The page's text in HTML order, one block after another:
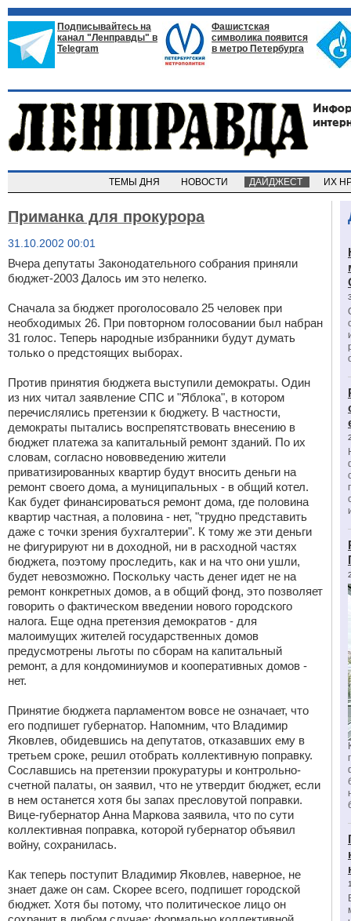
Подписывайтесь на
канал "Ленправды" в
Telegram
Фашистская
символика появится
в метро Петербурга
ТЕМЫ ДНЯ НОВОСТИ ДАЙДЖЕСТ ИХ
Приманка для прокурора
31.10.2002 00:01
Вчера депутаты Законодательного собрания приняли
бюджет-2003 Далось им это нелегко.
Сначала за бюджет проголосовало 25 человек при
необходимых 26. При повторном голосовании был набран
31 голос. Теперь народные избранники будут думать
только о предстоящих выборах.
Против принятия бюджета выступили демократы. Один
из них читал заявление СПС и "Яблока", в котором
перечислялись претензии к бюджету. В частности,
демократы пытались воспрепятствовать внесению в
бюджет платежа за капитальный ремонт зданий. По их
словам, согласно нововведению жители
приватизированных квартир будут вносить деньги на
ремонт своего дома, а муниципальных - в общий котел.
Как будет финансироваться ремонт дома, где половина
квартир частная, а половина - нет, "трудно представить
даже с точки зрения бухгалтерии". К тому же эти деньги
не фигурируют ни в доходной, ни в расходной частях
бюджета, поэтому проследить, как и на что они ушли,
будет невозможно. Поскольку часть денег идет не на
ремонт конкретных домов, а в общий фонд, это позволяет
говорить о фактическом введении нового городского
налога. Еще одна претензия демократов - для
малоимущих жителей государственных домов
предусмотрены льготы по сборам на капитальный
ремонт, а для кондоминиумов и кооперативных домов -
нет.
Принятие бюджета парламентом вовсе не означает, что
его подпишет губернатор. Напомним, что Владимир
Яковлев, обидевшись на депутатов, отказавших ему в
третьем сроке, решил отобрать коллективную поправку.
Сославшись на претензии прокуратуры и контрольно-
счетной палаты, он заявил, что не утвердит бюджет, если
в нем останется хотя бы запах пресловутой поправки.
Вице-губернатор Анна Маркова заявила, что по сути
коллективная поправка, которой губернатор объявил
войну, сохранилась.
Как теперь поступит Владимир Яковлев, наверное, не
знает даже он сам. Скорее всего, подпишет городской
бюджет. Хотя бы потому, что политическое лицо он